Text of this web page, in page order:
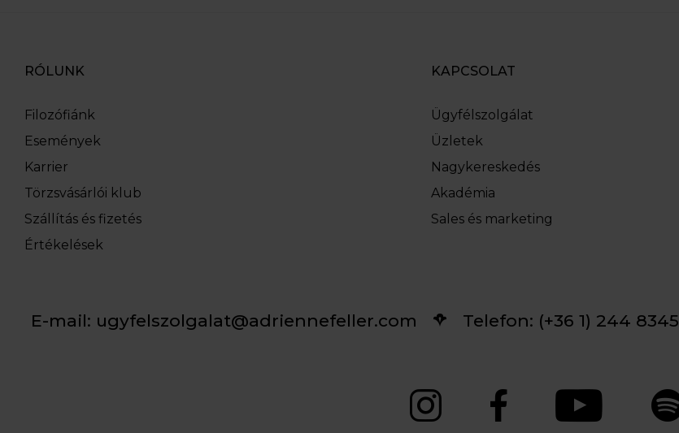
RÓLUNK
Filozófiánk
Események
Karrier
Törzsvásárlói klub
Szállítás és fizetés
Értékelések
KAPCSOLAT
Ügyfélszolgálat
Üzletek
Nagykereskedés
Akadémia
Sales és marketing
E-mail: ugyfelszolgalat@adriennefeller.com Telefon: (+36 1) 244 8345